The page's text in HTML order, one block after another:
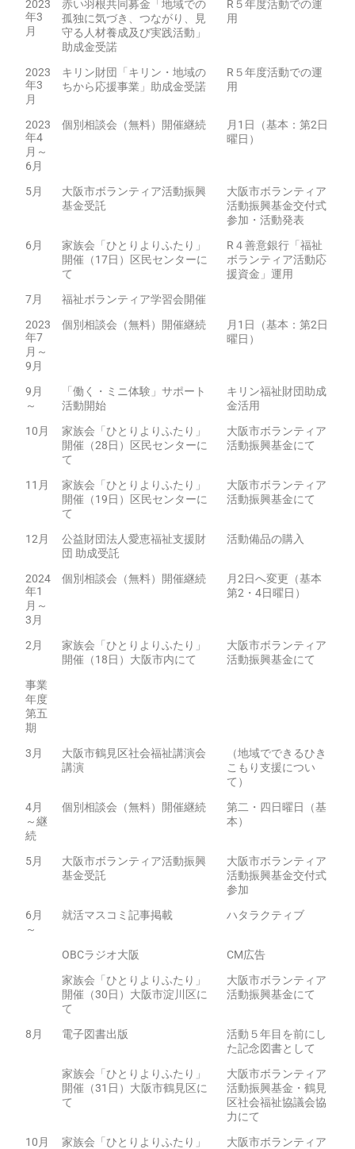
2023
年3
月
赤い羽根共同募金「地域での
孤独に気づき、つながり、見
守る人材養成及び実践活動」
助成金受諾
R５年度活動での運
用
2023
年3
月
キリン財団「キリン・地域の
ちから応援事業」助成金受諾
R５年度活動での運
用
2023
年4
月～
6月
個別相談会（無料）開催継続
月1日（基本：第2日
曜日）
5月
大阪市ボランティア活動振興
基金受託
大阪市ボランティア
活動振興基金交付式
参加・活動発表
6月
家族会「ひとりよりふたり」
開催（17日）区民センターに
て
R４善意銀行「福祉
ボランティア活動応
援資金」運用
7月
福祉ボランティア学習会開催
2023
年7
月～
9月
個別相談会（無料）開催継続
月1日（基本：第2日
曜日）
9月
～
「働く・ミニ体験」サポート
活動開始
キリン福祉財団助成
金活用
10月
家族会「ひとりよりふたり」
開催（28日）区民センターに
て
大阪市ボランティア
活動振興基金にて
11月
家族会「ひとりよりふたり」
開催（19日）区民センターに
て
大阪市ボランティア
活動振興基金にて
12月
公益財団法人愛恵福祉支援財
団 助成受託
活動備品の購入
2024
年1
月～
3月
個別相談会（無料）開催継続
月2日へ変更（基本
第2・4日曜日）
2月
家族会「ひとりよりふたり」
開催（18日）大阪市内にて
大阪市ボランティア
活動振興基金にて
事業
年度
第五
期
3月
大阪市鶴見区社会福祉講演会
講演
（地域でできるひき
こもり支援につい
て）
4月
～継
続
個別相談会（無料）開催継続
第二・四日曜日（基
本）
5月
大阪市ボランティア活動振興
基金受託
大阪市ボランティア
活動振興基金交付式
参加
6月
～
就活マスコミ記事掲載 ハタラクティブ
OBCラジオ大阪
CM広告
家族会「ひとりよりふたり」
開催（30日）大阪市淀川区に
て
大阪市ボランティア
活動振興基金にて
8月 電子図書出版
活動５年目を前にし
た記念図書として
家族会「ひとりよりふたり」
開催（31日）大阪市鶴見区に
て
大阪市ボランティア
活動振興基金・鶴見
区社会福祉協議会協
力にて
10月
家族会「ひとりよりふたり」
大阪市ボランティア